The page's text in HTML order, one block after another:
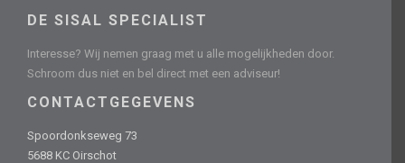
DE SISAL SPECIALIST
Interesse? Wij nemen graag met u alle mogelijkheden door.
Schroom dus niet en bel direct met een adviseur!
CONTACTGEGEVENS
Spoordonkseweg 73
5688 KC Oirschot